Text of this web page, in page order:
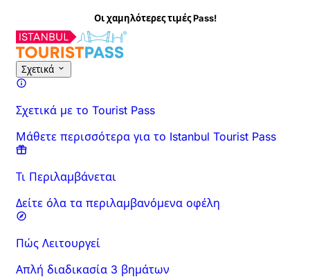
Οι χαμηλότερες τιμές Pass!
Σχετικά
Σχετικά με το Tourist Pass
Μάθετε περισσότερα για το Istanbul Tourist Pass
Τι Περιλαμβάνεται
Δείτε όλα τα περιλαμβανόμενα οφέλη
Πώς Λειτουργεί
Απλή διαδικασία 3 βημάτων
Σχετικά με τη Δραστηριότητα Επισκόπηση